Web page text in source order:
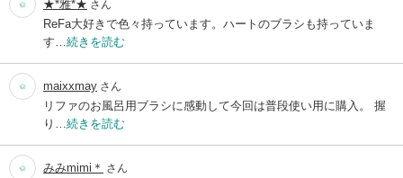
★*雅*★ さん
ReFa大好きで色々持っています。ハートのブラシも持っていま
す… 続きを読む
maixxmay さん
リファのお風呂用ブラシに感動して今回は普段使い用に購入。 握
り… 続きを読む
みみmimi＊ さん